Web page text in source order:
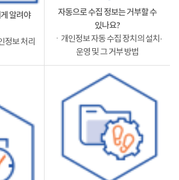
알려야
정보 처리
자동으로 수집 정보는 거부할 수
있나요?
ㆍ개인정보 자동 수집 장치의 설치·
운영 및 그 거부 방법